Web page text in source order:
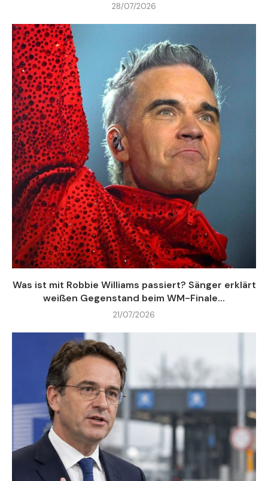
28/07/2026
Was ist mit Robbie Williams passiert? Sänger erklärt
weißen Gegenstand beim WM-Finale...
21/07/2026